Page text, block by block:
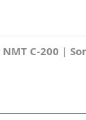
C-200 |